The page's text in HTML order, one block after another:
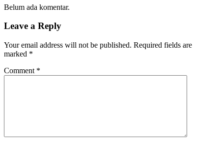
Belum ada komentar.
Leave a Reply
Your email address will not be published. Required fields are
marked *
Comment *